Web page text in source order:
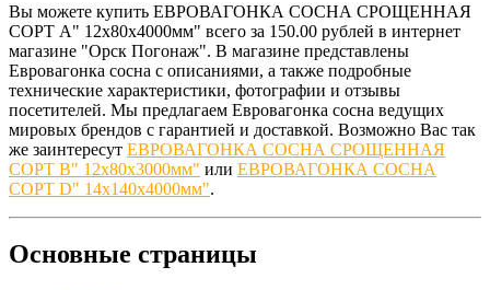
Вы можете купить ЕВРОВАГОНКА СОСНА СРОЩЕННАЯ
СОРТ А" 12х80х4000мм" всего за 150.00 рублей в интернет
магазине "Орск Погонаж". В магазине представлены
Евровагонка сосна с описаниями, а также подробные
технические характеристики, фотографии и отзывы
посетителей. Мы предлагаем Евровагонка сосна ведущих
мировых брендов с гарантией и доставкой. Возможно Вас так
же заинтересут ЕВРОВАГОНКА СОСНА СРОЩЕННАЯ
СОРТ В" 12х80х3000мм" или ЕВРОВАГОНКА СОСНА
СОРТ D" 14х140х4000мм".
Основные страницы